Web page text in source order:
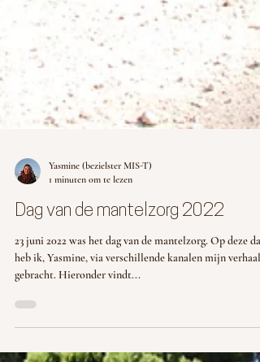
Yasmine (bezielster MIS-T)
Dag van de mantelzorg 2022
23 juni 2022 was het dag van de mantelzorg. Op deze dag
heb ik, Yasmine, via verschillende kanalen mijn verhaal